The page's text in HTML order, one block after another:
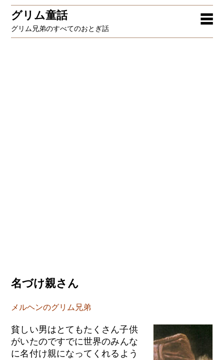
☰
グリム童話
グリム兄弟のすべてのおとぎ話
名づけ親さん
メルヘンのグリム兄弟
貧しい男はとてもたくさん子供
がいたのですでに世界のみんな
に名付け親になってくれるよう